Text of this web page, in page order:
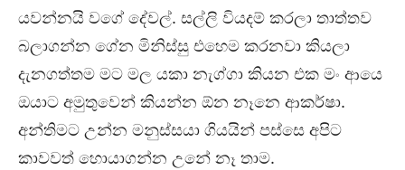
යවන්නයි වගේ දේවල්. සල්ලි වියදම් කරලා තාත්තව
බලාගන්න ගේන මිනිස්සු එහෙම කරනවා කියලා
දැනගත්තම මට මල යකා නැග්ගා කියන එක මං ආයෙ
ඔයාට අමුතුවෙන් කියන්න ඕන නෑනෙ ආකර්ෂා.
අන්තිමට උන්න මනුස්සයා ගියයින් පස්සෙ අපිට
කාවවත් හොයාගන්න උනේ නෑ තාම.